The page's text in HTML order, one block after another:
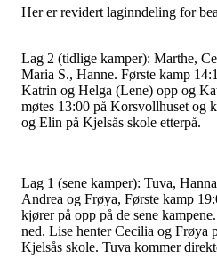
Her er revidert laginndeling for
Lag 2 (tidlige kamper): Marthe,
Maria S., Hanne. Første kamp
Katrin og Helga (Lene) opp og
møtes 13:00 på Korsvollhuset og
og Elin på Kjelsås skole etterpå.
Lag 1 (sene kamper): Tuva,
Andrea og Frøya, Første kamp
kjører på opp på de sene
ned. Lise henter Cecilia og Frøya
Kjelsås skole. Tuva kommer